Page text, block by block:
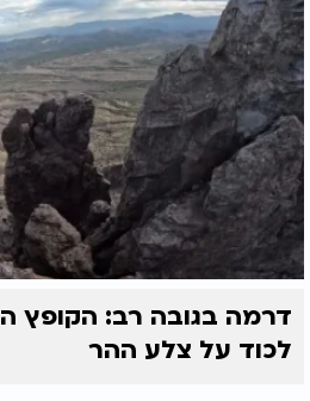
דרמה בגובה רב: הקופץ
לכוד על צלע ההר